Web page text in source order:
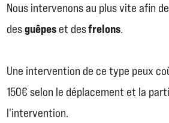
Nous intervenons au plus vite afin
desguêpes et desfrelons.
Une intervention de ce type peux
150€ selon le déplacement et la
l'intervention.